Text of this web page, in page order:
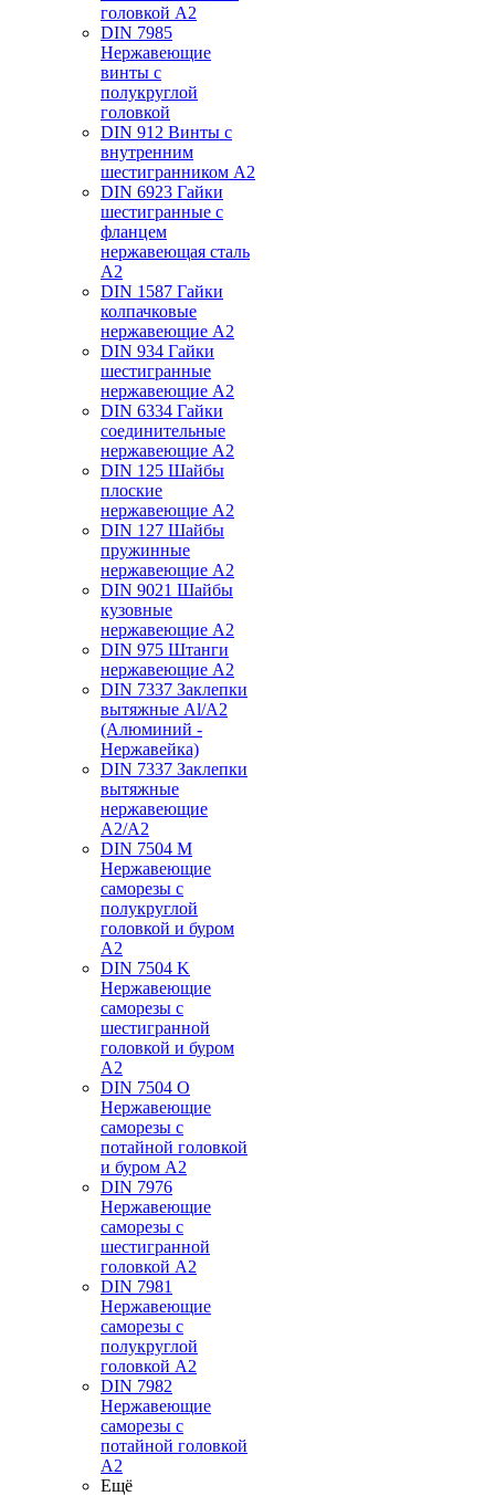
головкой А2
DIN 7985
Нержавеющие
винты с
полукруглой
головкой
DIN 912 Винты с
внутренним
шестигранником А2
DIN 6923 Гайки
шестигранные с
фланцем
нержавеющая сталь
А2
DIN 1587 Гайки
колпачковые
нержавеющие А2
DIN 934 Гайки
шестигранные
нержавеющие А2
DIN 6334 Гайки
соединительные
нержавеющие А2
DIN 125 Шайбы
плоские
нержавеющие А2
DIN 127 Шайбы
пружинные
нержавеющие А2
DIN 9021 Шайбы
кузовные
нержавеющие А2
DIN 975 Штанги
нержавеющие А2
DIN 7337 Заклепки
вытяжные Al/A2
(Алюминий -
Нержавейка)
DIN 7337 Заклепки
вытяжные
нержавеющие
A2/A2
DIN 7504 M
Нержавеющие
саморезы с
полукруглой
головкой и буром
А2
DIN 7504 K
Нержавеющие
саморезы с
шестигранной
головкой и буром
А2
DIN 7504 O
Нержавеющие
саморезы с
потайной головкой
и буром А2
DIN 7976
Нержавеющие
саморезы с
шестигранной
головкой А2
DIN 7981
Нержавеющие
саморезы с
полукруглой
головкой А2
DIN 7982
Нержавеющие
саморезы с
потайной головкой
А2
Ещё